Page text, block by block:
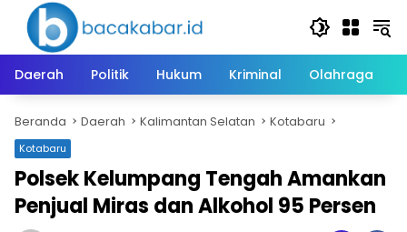
Langsung
konten
Daerah
Politik Hukum Kriminal Olahraga
Beranda Daerah Kalimantan Selatan Kotabaru
Kotabaru
Polsek Kelumpang Tengah Amankan
Penjual Miras dan Alkohol 95 Persen